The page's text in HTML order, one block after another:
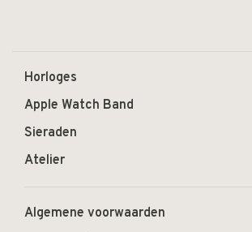
Horloges
Apple Watch Band
Sieraden
Atelier
Algemene voorwaarden